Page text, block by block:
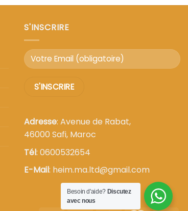
S'INSCRIRE
Adresse: Avenue de Rabat,
46000 Safi, Maroc
Tél: 0600532654
E-Mail: heim.ma.ltd@gmail.com
Besoin d'aide? Discutez
avec nous